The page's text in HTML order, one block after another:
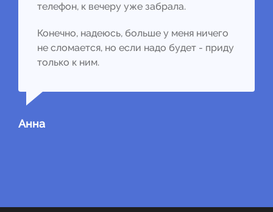
телефон, к вечеру уже забрала.
Конечно, надеюсь, больше у меня ничего
не сломается, но если надо будет - приду
только к ним.
Анна